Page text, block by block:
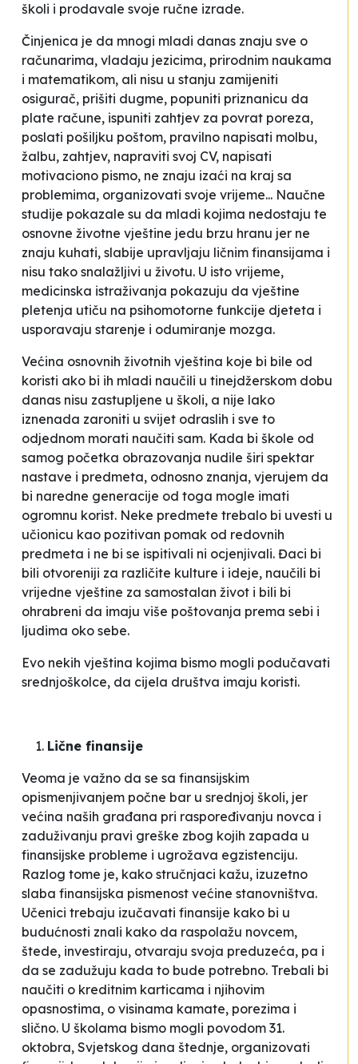
školi i prodavale svoje ručne izrade.
Činjenica je da mnogi mladi danas znaju sve o
računarima, vladaju jezicima, prirodnim naukama
i matematikom, ali nisu u stanju zamijeniti
osigurač, prišiti dugme, popuniti priznanicu da
plate račune, ispuniti zahtjev za povrat poreza,
poslati pošiljku poštom, pravilno napisati molbu,
žalbu, zahtjev, napraviti svoj CV, napisati
motivaciono pismo, ne znaju izaći na kraj sa
problemima, organizovati svoje vrijeme... Naučne
studije pokazale su da mladi kojima nedostaju te
osnovne životne vještine jedu brzu hranu jer ne
znaju kuhati, slabije upravljaju ličnim finansijama i
nisu tako snalažljivi u životu. U isto vrijeme,
medicinska istraživanja pokazuju da vještine
pletenja utiču na psihomotorne funkcije djeteta i
usporavaju starenje i odumiranje mozga.
Većina osnovnih životnih vještina koje bi bile od
koristi ako bi ih mladi naučili u tinejdžerskom dobu
danas nisu zastupljene u školi, a nije lako
iznenada zaroniti u svijet odraslih i sve to
odjednom morati naučiti sam. Kada bi škole od
samog početka obrazovanja nudile širi spektar
nastave i predmeta, odnosno znanja, vjerujem da
bi naredne generacije od toga mogle imati
ogromnu korist. Neke predmete trebalo bi uvesti u
učionicu kao pozitivan pomak od redovnih
predmeta i ne bi se ispitivali ni ocjenjivali. Đaci bi
bili otvoreniji za različite kulture i ideje, naučili bi
vrijedne vještine za samostalan život i bili bi
ohrabreni da imaju više poštovanja prema sebi i
ljudima oko sebe.
Evo nekih vještina kojima bismo mogli podučavati
srednjoškolce, da cijela društva imaju koristi.
Lične finansije
Veoma je važno da se sa finansijskim
opismenjivanjem počne bar u srednjoj školi, jer
većina naših građana pri raspoređivanju novca i
zaduživanju pravi greške zbog kojih zapada u
finansijske probleme i ugrožava egzistenciju.
Razlog tome je, kako stručnjaci kažu, izuzetno
slaba finansijska pismenost većine stanovništva.
Učenici trebaju izučavati finansije kako bi u
budućnosti znali kako da raspolažu novcem,
štede, investiraju, otvaraju svoja preduzeća, pa i
da se zadužuju kada to bude potrebno. Trebali bi
naučiti o kreditnim karticama i njihovim
opasnostima, o visinama kamate, porezima i
slično. U školama bismo mogli povodom 31.
oktobra, Svjetskog dana štednje, organizovati